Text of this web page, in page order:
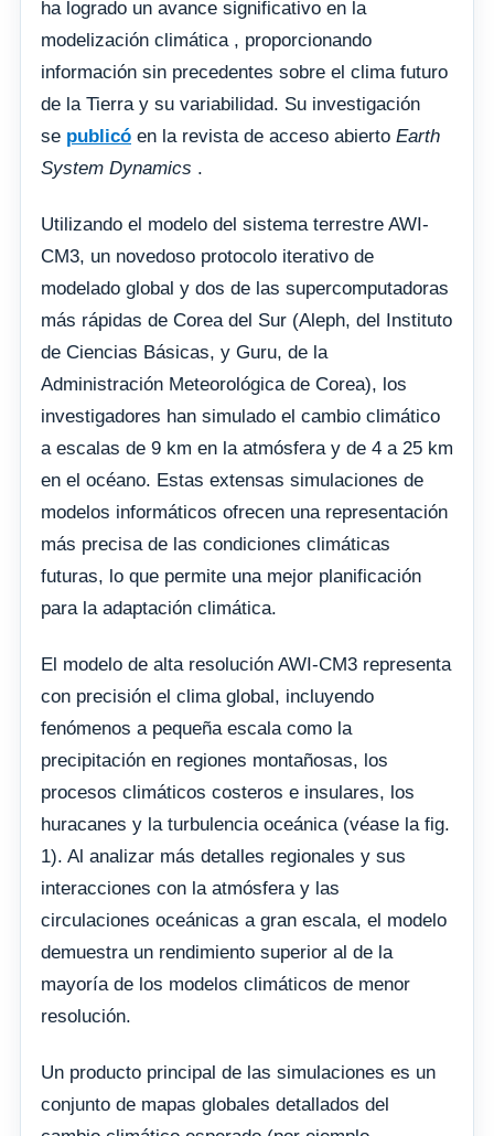
ha logrado un avance significativo en la
modelización climática , proporcionando
información sin precedentes sobre el clima futuro
de la Tierra y su variabilidad. Su investigación
se publicó en la revista de acceso abierto Earth
System Dynamics .
Utilizando el modelo del sistema terrestre AWI-
CM3, un novedoso protocolo iterativo de
modelado global y dos de las supercomputadoras
más rápidas de Corea del Sur (Aleph, del Instituto
de Ciencias Básicas, y Guru, de la
Administración Meteorológica de Corea), los
investigadores han simulado el cambio climático
a escalas de 9 km en la atmósfera y de 4 a 25 km
en el océano. Estas extensas simulaciones de
modelos informáticos ofrecen una representación
más precisa de las condiciones climáticas
futuras, lo que permite una mejor planificación
para la adaptación climática.
El modelo de alta resolución AWI-CM3 representa
con precisión el clima global, incluyendo
fenómenos a pequeña escala como la
precipitación en regiones montañosas, los
procesos climáticos costeros e insulares, los
huracanes y la turbulencia oceánica (véase la fig.
1). Al analizar más detalles regionales y sus
interacciones con la atmósfera y las
circulaciones oceánicas a gran escala, el modelo
demuestra un rendimiento superior al de la
mayoría de los modelos climáticos de menor
resolución.
Un producto principal de las simulaciones es un
conjunto de mapas globales detallados del